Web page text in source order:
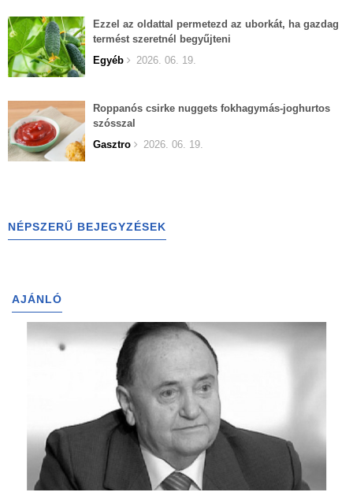
Ezzel az oldattal permetezd az uborkát, ha gazdag
termést szeretnél begyűjteni
Egyéb
2026. 06. 19.
Roppanós csirke nuggets fokhagymás-joghurtos
szósszal
Gasztro
2026. 06. 19.
NÉPSZERŰ BEJEGYZÉSEK
AJÁNLÓ